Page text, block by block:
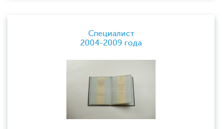
Специалист
2004-2009 года